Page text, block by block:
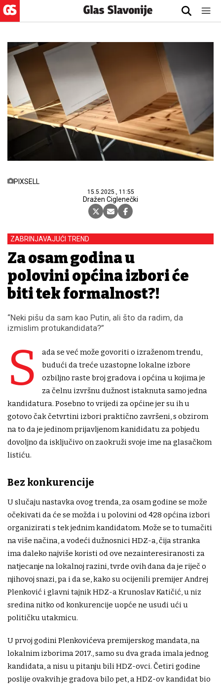
PIXSELL
15.5.2025., 11:55
Dražen Ciglenečki
ZABRINJAVAJUĆI TREND
Za osam godina u
polovini općina izbori će
biti tek formalnost?!
“Neki pišu da sam kao Putin, ali što da radim, da
izmislim protukandidata?”
S
ada se već može govoriti o izraženom trendu,
budući da treće uzastopne lokalne izbore
ozbiljno raste broj gradova i općina u kojima je
za čelnu izvršnu dužnost istaknuta samo jedna
kandidatura. Posebno to vrijedi za općine jer su ih u
gotovo čak četvrtini izbori praktično završeni, s obzirom
na to da je jedinom prijavljenom kanididatu za pobjedu
dovoljno da isključivo on zaokruži svoje ime na glasačkom
listiću.
Bez konkurencije
U slučaju nastavka ovog trenda, za osam godine se može
očekivati da će se možda i u polovini od 428 općina izbori
organizirati s tek jednim kandidatom. Može se to tumačiti
na više načina, a vodeći dužnosnici HDZ-a, čija stranka
ima daleko najviše koristi od ove nezainteresiranosti za
natjecanje na lokalnoj razini, tvrde ovih dana da je riječ o
njihovoj snazi, pa i da se, kako su ocijenili premijer Andrej
Plenković i glavni tajnik HDZ-a Krunoslav Katičić, u niz
sredina nitko od konkurencije uopće ne usudi ući u
političku utakmicu.
U prvoj godini Plenkovićeva premijerskog mandata, na
lokalnim izborima 2017., samo su dva grada imala jednog
kandidata, a nisu u pitanju bili HDZ-ovci. Četiri godine
poslije ovakvih je gradova bilo pet, a HDZ-ov kandidat bio